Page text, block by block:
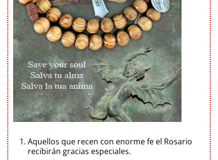
Aquellos que recen con enorme fe el Rosario
recibirán gracias especiales.